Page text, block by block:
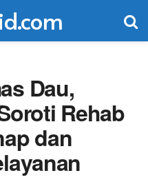
Dau,
Rehab
dan